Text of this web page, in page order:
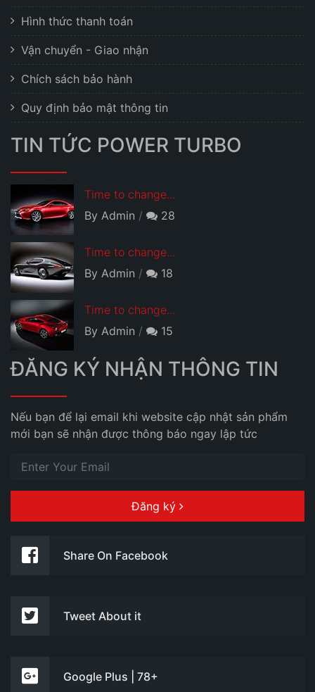
Hình thức thanh toán
Vận chuyển - Giao nhận
Chích sách bảo hành
Quy định bảo mật thông tin
TIN TỨC POWER TURBO
Time to change...
By Admin
28
Time to change...
By Admin
18
Time to change...
By Admin
15
ĐĂNG KÝ NHẬN THÔNG TIN
Nếu bạn để lại email khi website cập nhật sản phẩm
mới bạn sẽ nhận được thông báo ngay lập tức
Đăng ký
Share On Facebook
Tweet About it
Google Plus | 78+